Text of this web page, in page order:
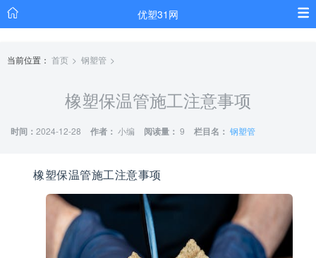
优塑31网
当前位置： 首页 钢塑管
橡塑保温管施工注意事项
时间： 2024-12-28 作者： 小编 阅读量： 9 栏目名： 钢塑管
橡塑保温管施工注意事项